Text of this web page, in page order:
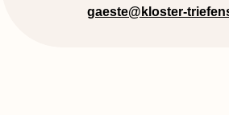
gaeste@kloster-